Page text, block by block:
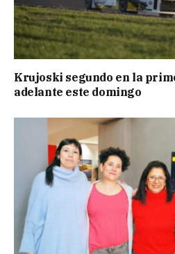
Krujoski segundo en la
adelante este domingo